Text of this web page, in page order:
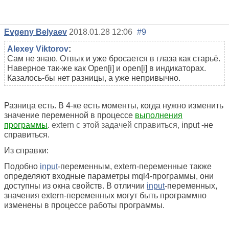
Evgeny Belyaev 2018.01.28 12:06 #9
Alexey Viktorov:
Сам не знаю. Отвык и уже бросается в глаза как старьё.
Наверное так-же как Open[i] и open[i] в индикаторах.
Казалось-бы нет разницы, а уже непривычно.
Разница есть. В 4-ке есть моменты, когда нужно изменить
значение переменной в процессе выполнения
программы. extern с этой задачей справиться, input -не
справиться.
Из справки:
Подобно input-переменным, extern-переменные также
определяют входные параметры mql4-программы, они
доступны из окна свойств. В отличии input-переменных,
значения extern-переменных могут быть программно
изменены в процессе работы программы.